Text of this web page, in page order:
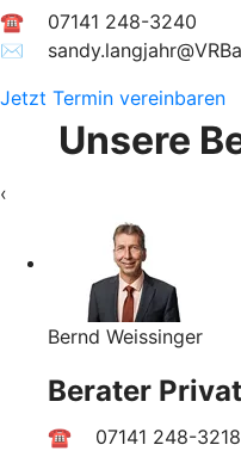
☎ 07141 248-3240
✉︎
Jetzt Termin vereinbaren
Unsere
‹
Bernd Weissinger
Berater
☎ 07141 248-3218